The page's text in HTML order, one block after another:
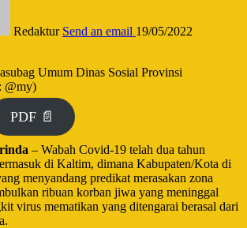
Redaktur Send an email 19/05/2022
Umum Dinas Sosial Provinsi
@my)
PDF 📄
– Wabah Covid-19 telah dua tahun
di Kaltim, dimana Kabupaten/Kota di
menyandang predikat merasakan zona
ribuan korban jiwa yang meninggal
virus mematikan yang ditengarai berasal dari